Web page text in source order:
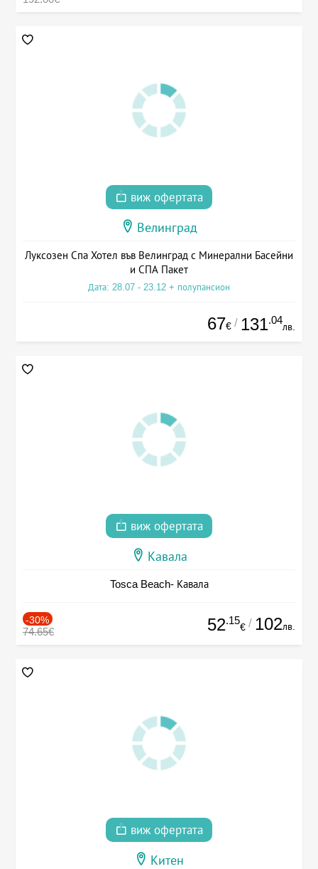
виж офертата
Велинград
Луксозен Спа Хотел във Велинград с Минерални Басейни
и СПА Пакет
Дата: 28.07 - 23.12 + полупансион
67€ / 131.04
лв.
виж офертата
Кавала
Tosca Beach- Кавала
-30%
74.65€ 52.15
€ / 102лв.
виж офертата
Китен